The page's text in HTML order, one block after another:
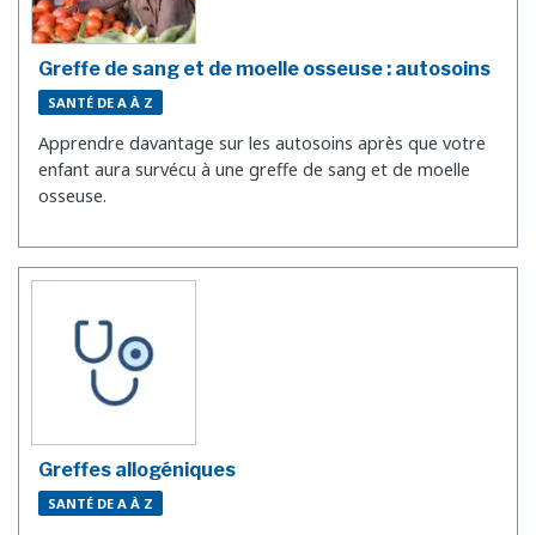
Greffe de sang et de moelle osseuse : autosoins
SANTÉ DE A À Z
Apprendre davantage sur les autosoins après que votre
enfant aura survécu à une greffe de sang et de moelle
osseuse.
Greffes allogéniques
SANTÉ DE A À Z